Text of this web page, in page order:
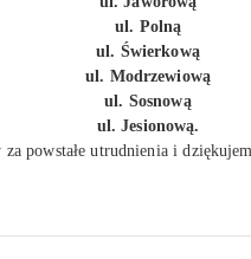
ul. Polną
ul. Świerkową
ul. Modrzewiową
ul. Sosnową
ul. Jesionową.
za powstałe utrudnienia i